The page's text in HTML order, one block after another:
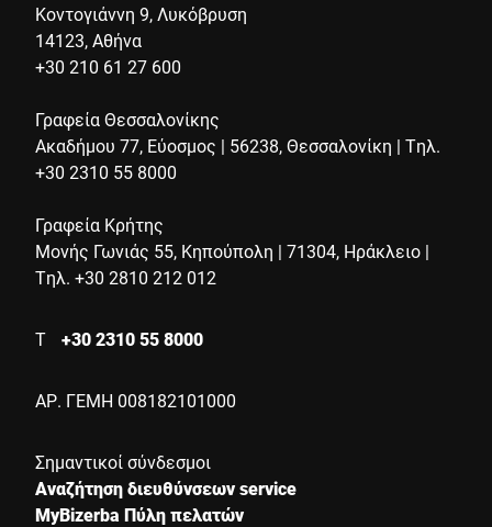
Κοντογιάννη 9, Λυκόβρυση
14123, Αθήνα
+30 210 61 27 600
Γραφεία Θεσσαλονίκης
Ακαδήμου 77, Εύοσμος | 56238, Θεσσαλονίκη | Τηλ.
+30 2310 55 8000
Γραφεία Κρήτης
Μονής Γωνιάς 55, Κηπούπολη | 71304, Ηράκλειο |
Τηλ. +30 2810 212 012
Τ +30 2310 55 8000
ΑΡ. ΓΕΜΗ 008182101000
Σημαντικοί σύνδεσμοι
Αναζήτηση διευθύνσεων service
MyBizerba Πύλη πελατών